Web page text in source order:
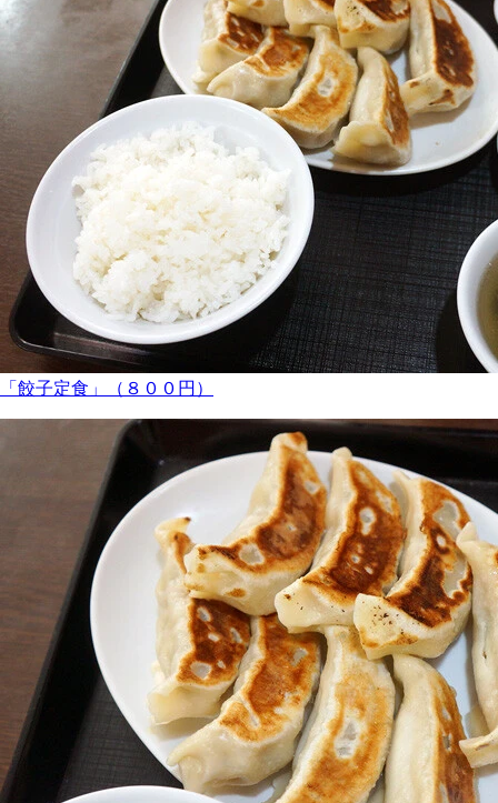
「餃子定食」（８００円）